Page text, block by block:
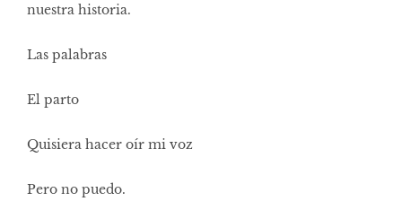
nuestra historia.
Las palabras
El parto
Quisiera hacer oír mi voz
Pero no puedo.